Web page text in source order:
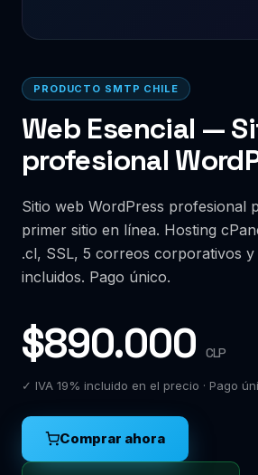
PRODUCTO SMTP CHILE
Web Esencial —
profesional
Sitio web WordPress profesional
primer sitio en línea. Hosting
.cl, SSL, 5 correos corporativos y
incluidos. Pago único.
$890.000CLP
✓ IVA 19% incluido en el precio · Pago
Comprar ahora